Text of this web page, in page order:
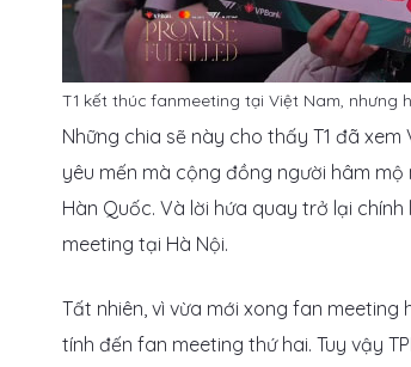
T1 kết thúc fanmeeting tại Việt Nam, nhưng
Những chia sẽ này cho thấy T1 đã
yêu mến mà cộng đồng người hâm
Hàn Quốc. Và lời hứa quay trở lại
meeting tại Hà Nội.
Tất nhiên, vì vừa mới xong fan
tính đến fan meeting thứ hai. Tuy vậy